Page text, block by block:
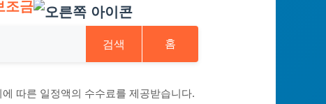
조금
검색 홈
따른 일정액의 수수료를 제공받습니다.